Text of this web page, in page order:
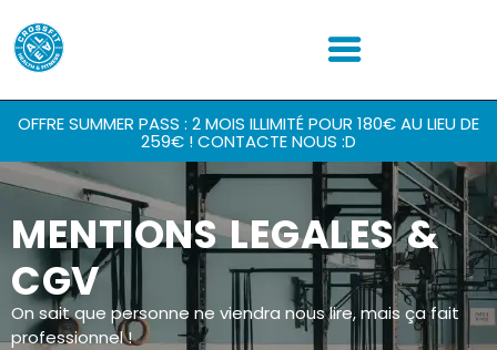
OFFRE SUMMER PASS : 2 MOIS ILLIMITÉ POUR 180€ AU LIEU DE
259€ ! CONTACTE NOUS :D
MENTIONS LEGALES &
CGV
On sait que personne ne viendra nous lire, mais ça fait
professionnel !